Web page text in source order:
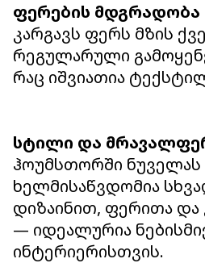
ფერების მდგრადობა
კარგავს ფერს მზის
რეგულარული
რაც იშვიათია
სტილი და
ჰოუმსთორში ნუველას
ხელმისაწვდომია
დიზაინით, ფერითა
— იდეალურია
ინტერიერისთვის.